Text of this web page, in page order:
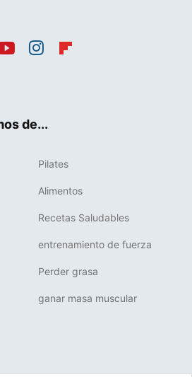
de...
Pilates
Alimentos
Recetas Saludables
entrenamiento de fuerza
Perder grasa
ganar masa muscular